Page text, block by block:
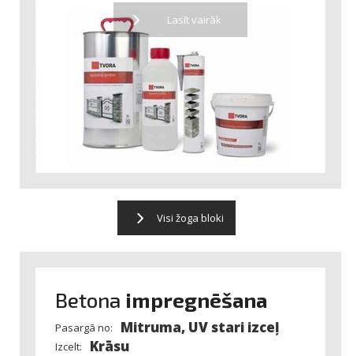
Lasīt vairāk
Visi žoga bloki
Betona impregnēšana
Pasargā no: Mitruma, UV stari izceļ
Izcelt: Krāsu